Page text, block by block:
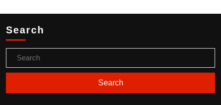
Search